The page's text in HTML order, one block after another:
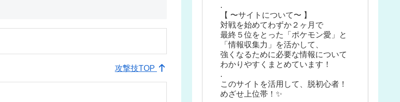
攻撃技TOP
.
【 〜サイトについて〜 】
対戦を始めてわずか２ヶ月で
最終５位をとった「ポケモン愛」と
「情報収集力」を活かして、
強くなるために必要な情報について
わかりやすくまとめています！
.
このサイトを活用して、脱初心者！
めざせ上位帯！✨